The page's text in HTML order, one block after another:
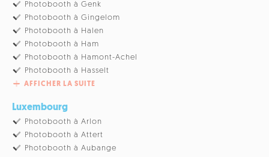
Photobooth à Genk
Photobooth à Gingelom
Photobooth à Halen
Photobooth à Ham
Photobooth à Hamont-Achel
Photobooth à Hasselt
AFFICHER LA SUITE
Luxembourg
Photobooth à Arlon
Photobooth à Attert
Photobooth à Aubange